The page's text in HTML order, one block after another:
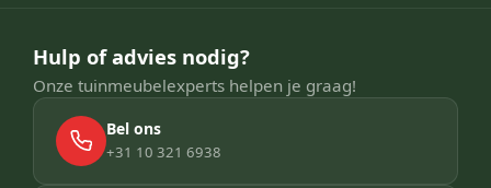
Hulp of advies nodig?
Onze tuinmeubelexperts helpen je graag!
Bel ons
+31 10 321 6938